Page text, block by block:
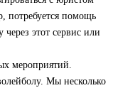
потребуется помощь
этот сервис или
мероприятий.
Мы несколько